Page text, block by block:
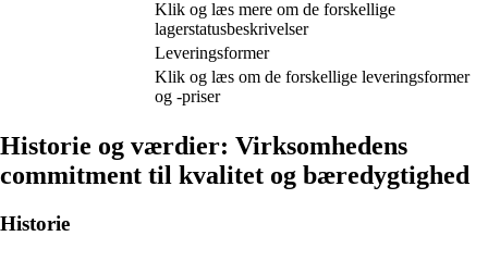
Klik og læs mere om de forskellige
lagerstatusbeskrivelser
Leveringsformer
Klik og læs om de forskellige leveringsformer
og -priser
Historie og værdier: Virksomhedens
commitment til kvalitet og bæredygtighed
Historie